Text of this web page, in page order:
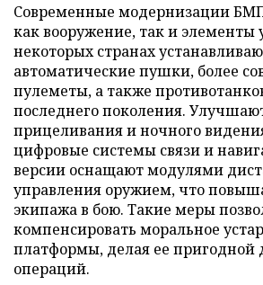
Современные модернизации
как вооружение, так и элементы
некоторых странах
автоматические пушки, более
пулеметы, а также
последнего поколения.
прицеливания и ночного
цифровые системы связи и
версии оснащают модулями
управления оружием, что
экипажа в бою. Такие меры
компенсировать моральное
платформы, делая ее пригодной
операций.